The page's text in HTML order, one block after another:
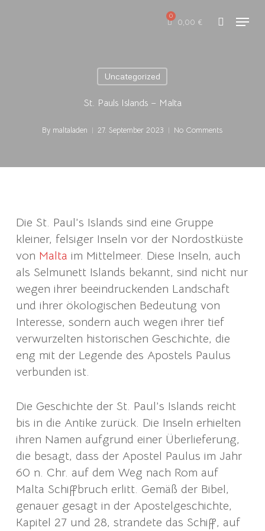
0,00 € search
Menu
Uncategorized
St. Pauls Islands – Malta
By maltaladen 27. September 2023 No Comments
Die St. Paul’s Islands sind eine Gruppe
kleiner, felsiger Inseln vor der Nordostküste
von Malta im Mittelmeer. Diese Inseln, auch
als Selmunett Islands bekannt, sind nicht nur
wegen ihrer beeindruckenden Landschaft
und ihrer ökologischen Bedeutung von
Interesse, sondern auch wegen ihrer tief
verwurzelten historischen Geschichte, die
eng mit der Legende des Apostels Paulus
verbunden ist.
Die Geschichte der St. Paul’s Islands reicht
bis in die Antike zurück. Die Inseln erhielten
ihren Namen aufgrund einer Überlieferung,
die besagt, dass der Apostel Paulus im Jahr
60 n. Chr. auf dem Weg nach Rom auf
Malta Schiffbruch erlitt. Gemäß der Bibel,
genauer gesagt in der Apostelgeschichte,
Kapitel 27 und 28, strandete das Schiff, auf